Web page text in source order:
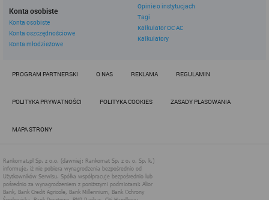
Konta osobiste
Konta osobiste
Konta oszczędnościowe
Konta młodzieżowe
Opinie o instytucjach
Tagi
Kalkulator OC AC
Kalkulatory
PROGRAM PARTNERSKI O NAS REKLAMA REGULAMIN
POLITYKA PRYWATNOŚCI POLITYKA COOKIES ZASADY PLASOWANIA
MAPA STRONY
Administratorem danych pozyskiwanych w technologii cookies jest
spółka Rankomat.pl Sp. z o.o. (dawniej: Rankomat Sp. z o. o. Sp.
k.) z siedzibą w Warszawie, ul. Wolska 88, 01 - 141 Warszawa.
Możesz jako użytkownik w każdym czasie skontaktować się z
administratorem pod adresem bok@ebroker.pl, jak również wyrazić
obowiązującym prawem (zgodnie z tzw. RODO) w ramach tzw.
dostosowanie usług, świadczonych w ramach serwisu do potrzeb
Polityka Cookies serwisów
internetowych spółki Rankomat.pl Sp. z
o.o. (dawniej: Rankomat Sp. z o. o. Sp.